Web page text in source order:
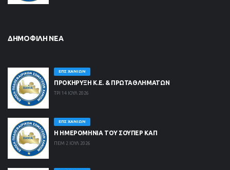
ΔΗΜΟΦΙΛΉ ΝΈΑ
ΕΠΣ ΧΑΝΊΩΝ
ΠΡΟΚΗΡΥΞΗ Κ.Ε. & ΠΡΩΤΑΘΛΗΜΑΤΩΝ
ΤΡΙ 14 ΙΟΥΛ 2026
ΕΠΣ ΧΑΝΊΩΝ
Η ΗΜΕΡΟΜΗΝΙΑ ΤΟΥ ΣΟΥΠΕΡ ΚΑΠ
ΠΕΜ 2 ΙΟΥΛ 2026